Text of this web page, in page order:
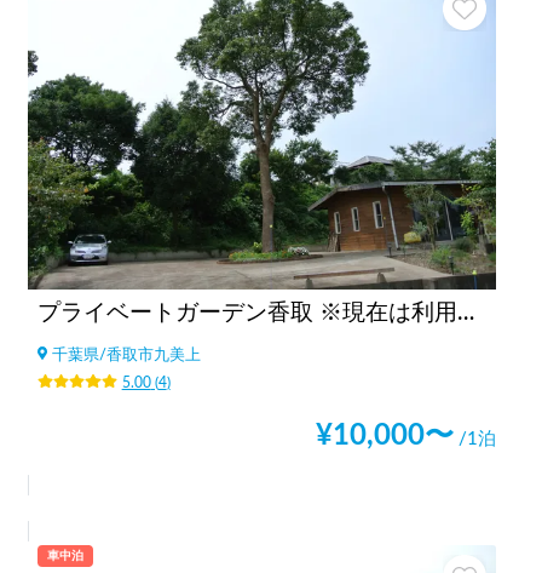
プライベートガーデン香取 ※現在は利用実績のあるお客様の御予約のみとさせていただいております。
千葉県/香取市九美上
5.00(4)
¥10,000〜 /1泊
車中泊